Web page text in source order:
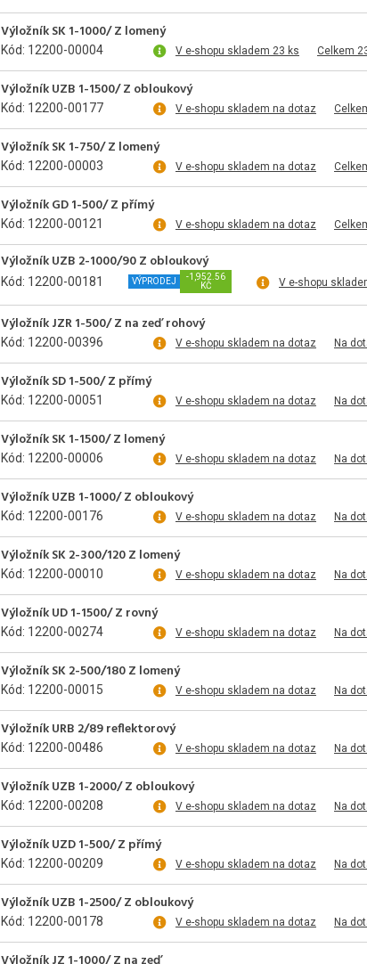
Výložník SK 1-1000/ Z lomený
Kód: 12200-00004 V e-shopu skladem 23 ks Celkem
Výložník UZB 1-1500/ Z obloukový
Kód: 12200-00177 V e-shopu skladem na dotaz
Výložník SK 1-750/ Z lomený
Kód: 12200-00003 V e-shopu skladem na dotaz
Výložník GD 1-500/ Z přímý
Kód: 12200-00121 V e-shopu skladem na dotaz
Výložník UZB 2-1000/90 Z obloukový
Kód: 12200-00181 VÝPRODEJ
-1,952.56
KČ
V e-shopu
Výložník JZR 1-500/ Z na zeď rohový
Kód: 12200-00396 V e-shopu skladem na dotaz Na
Výložník SD 1-500/ Z přímý
Kód: 12200-00051 V e-shopu skladem na dotaz Na
Výložník SK 1-1500/ Z lomený
Kód: 12200-00006 V e-shopu skladem na dotaz Na
Výložník UZB 1-1000/ Z obloukový
Kód: 12200-00176 V e-shopu skladem na dotaz Na
Výložník SK 2-300/120 Z lomený
Kód: 12200-00010 V e-shopu skladem na dotaz Na
Výložník UD 1-1500/ Z rovný
Kód: 12200-00274 V e-shopu skladem na dotaz Na
Výložník SK 2-500/180 Z lomený
Kód: 12200-00015 V e-shopu skladem na dotaz Na
Výložník URB 2/89 reflektorový
Kód: 12200-00486 V e-shopu skladem na dotaz Na
Výložník UZB 1-2000/ Z obloukový
Kód: 12200-00208 V e-shopu skladem na dotaz Na
Výložník UZD 1-500/ Z přímý
Kód: 12200-00209 V e-shopu skladem na dotaz Na
Výložník UZB 1-2500/ Z obloukový
Kód: 12200-00178 V e-shopu skladem na dotaz Na